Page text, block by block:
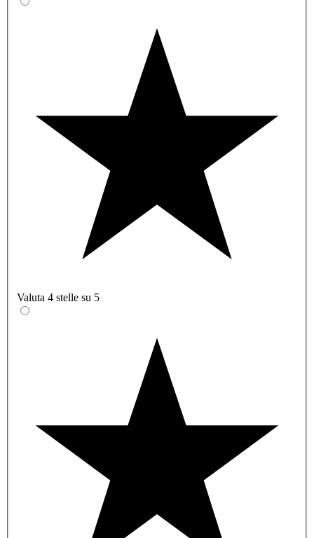
Valuta 4 stelle su 5